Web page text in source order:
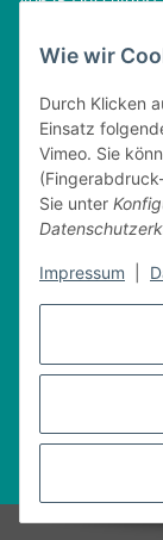
Wie wir
Durch Klicken
Einsatz
Vimeo. Sie
Sie unter
Impressum
Rechtliches
Öffnungszeiten
Dienstag
Mittwoch
* Alle Preise inkl.